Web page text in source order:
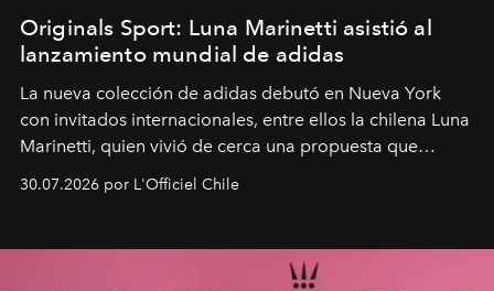
Originals Sport: Luna Marinetti asistió al
lanzamiento mundial de adidas
La nueva colección de adidas debutó en Nueva York
con invitados internacionales, entre ellos la chilena Luna
Marinetti, quien vivió de cerca una propuesta que
fusiona moda y rendimiento.
30.07.2026 por L'Officiel Chile